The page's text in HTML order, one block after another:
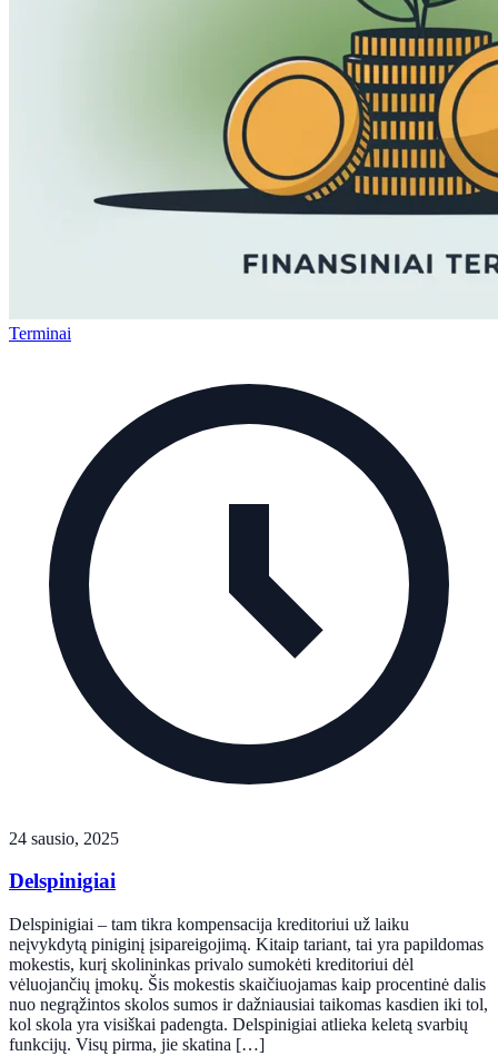
Terminai
24 sausio, 2025
Delspinigiai
Delspinigiai – tam tikra kompensacija kreditoriui už laiku
neįvykdytą piniginį įsipareigojimą. Kitaip tariant, tai yra papildomas
mokestis, kurį skolininkas privalo sumokėti kreditoriui dėl
vėluojančių įmokų. Šis mokestis skaičiuojamas kaip procentinė dalis
nuo negrąžintos skolos sumos ir dažniausiai taikomas kasdien iki tol,
kol skola yra visiškai padengta. Delspinigiai atlieka keletą svarbių
funkcijų. Visų pirma, jie skatina […]